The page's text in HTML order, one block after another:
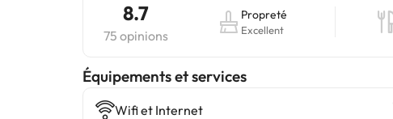
8.7
75 opinions
Propreté
Excellent
​Équipements et services
Wifi et Internet